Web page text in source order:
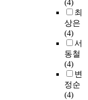
(4)
최
상은
(4)
서
동철
(4)
변
정순
(4)